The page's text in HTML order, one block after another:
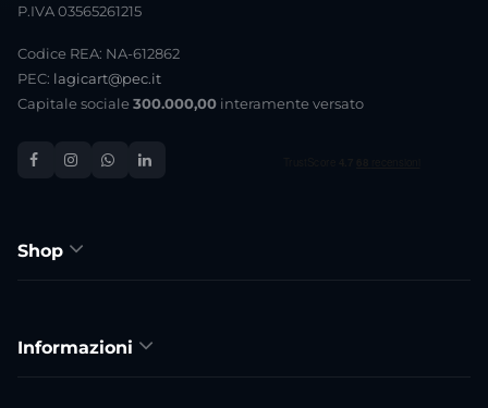
P.IVA 03565261215
Codice REA: NA-612862
PEC: lagicart@pec.it
Capitale sociale 300.000,00 interamente versato
Shop
Informazioni